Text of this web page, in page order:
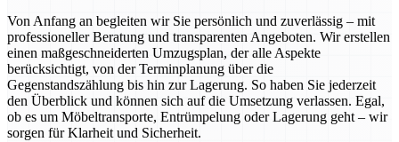
Von Anfang an begleiten wir Sie persönlich und zuverlässig – mit
professioneller Beratung und transparenten Angeboten. Wir erstellen
einen maßgeschneiderten Umzugsplan, der alle Aspekte
berücksichtigt, von der Terminplanung über die
Gegenstandszählung bis hin zur Lagerung. So haben Sie jederzeit
den Überblick und können sich auf die Umsetzung verlassen. Egal,
ob es um Möbeltransporte, Entrümpelung oder Lagerung geht – wir
sorgen für Klarheit und Sicherheit.